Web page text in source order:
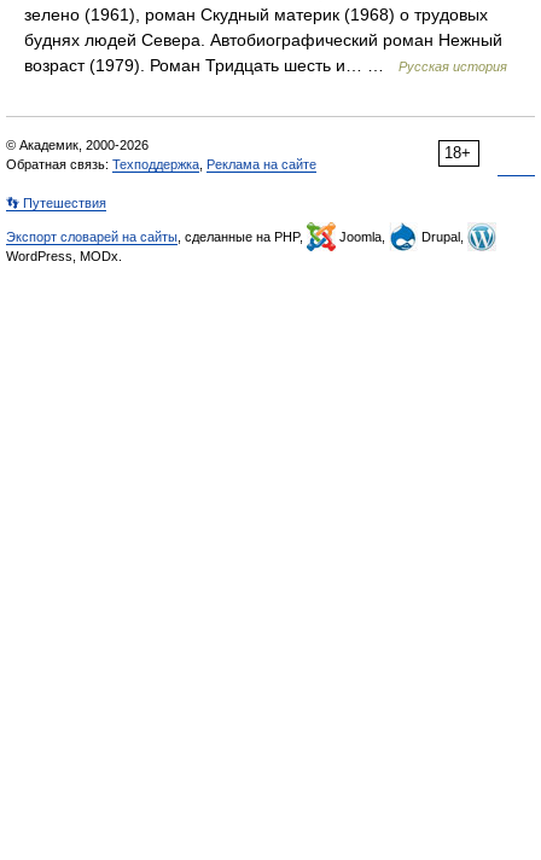
зелено (1961), роман Скудный материк (1968) о трудовых
буднях людей Севера. Автобиографический роман Нежный
возраст (1979). Роман Тридцать шесть и… …
Русская история
18+
© Академик, 2000-2026
Обратная связь: Техподдержка Реклама на сайте
👣 Путешествия
Экспорт словарей на сайты , сделанные на PHP, Joomla,
Drupal,
WordPress, MODx.